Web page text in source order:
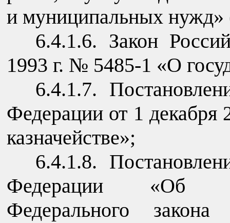
и муниципальных
6.4.1.6. Закон
1993 г. № 5485-1 «О
6.4.1.7.
Федерации от 1
казначействе»;
6.4.1.8.
Федерации «Об
Федерального